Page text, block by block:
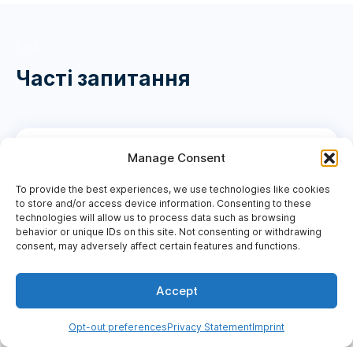
Manage Consent
To provide the best experiences, we use technologies like cookies
to store and/or access device information. Consenting to these
technologies will allow us to process data such as browsing
behavior or unique IDs on this site. Not consenting or withdrawing
consent, may adversely affect certain features and functions.
Accept
Opt-out preferencesPrivacy StatementImprint
Часті запитання
Що таке PIM і навіщо він мені?
Скільки часу займає
впровадження?
З якими системами інтегрується
WebbyPIM?
Привіт, я Mary
AI-агент WebbyLab — розкажу
про проект чи відповім на